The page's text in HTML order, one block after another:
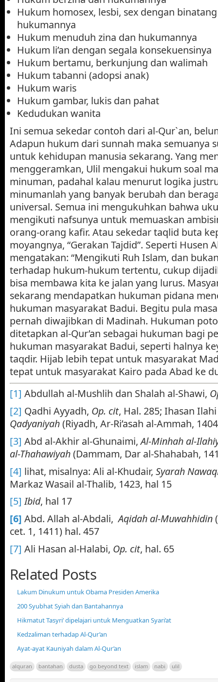
Hukum homosex, lesbi, sex dengan
hukumannya
Hukum menuduh zina dan hukumannya
Hukum li’an dengan segala konsekuensinya
Hukum bertamu, berkunjung dan walimah
Hukum tabanni (adopsi anak)
Hukum waris
Hukum gambar, lukis dan pahat
Kedudukan wanita
Ini semua sekedar contoh dari al-Qur`an,
Adapun hukum dari sunnah maka semuanya
untuk kehidupan manusia sekarang. Yang
menggeramkan, Ulil mengakui hukum soal
minuman, padahal kalau menurut logika
minumanlah yang banyak berubah dan
universal. Semua ini mengukuhkan bahwa
mengikuti nafsunya untuk memuaskan
orang-orang kafir. Atau sekedar taqlid buta
moyangnya, “Gerakan Tajdid”. Seperti Husen
mengatakan: “Mengikuti Ruh Islam, dan
terhadap hukum-hukum tertentu, cukup
bisa membawa kita ke jalan yang lurus.
sekarang mendapatkan hukuman pidana
hukuman masyarakat Badui. Begitu pula
pernah diwajibkan di Madinah. Hukuman
ditetapkan al-Qur’an sebagai hukuman bagi
hukuman masyarakat Badui, seperti halnya
taqdir. Hijab lebih tepat untuk masyarakat
tepat untuk masyarakat Kairo pada Abad ke
[1] Abdullah al-Mushlih dan Shalah al-Shawi,
[2] Qadhi Ayyadh, Op. cit, Hal. 285; Ihasan
Qadyaniyah(Riyadh, Ar-Ri’asah al-Ammah,
[3] Abd al-Akhir al-Ghunaimi,Al-Minhah al-
al-Thahawiyah(Dammam, Dar al-Shahabah,
[4] lihat, misalnya: Ali al-Khudair, Syarah
Markaz Wasail al-Thalib, 1423, hal 15
[5] Ibid, hal 17
[6] Abd. Allah al-Abdali,Aqidah al-Muwahhidin
cet. 1, 1411) hal. 457
[7] Ali Hasan al-Halabi, Op. cit, hal. 65
Related Posts
Lakum Dinukum untuk Obama Presiden Amerika
200 Syubhat Syiah dan Bantahannya
Hikmatut Tasyri’ dipelajari untuk Menguatkan Syari’at
Kedzaliman terhadap Al-Qur’an
Ayat-ayat Kauniyah dalam Al-Qur’an
alquran bantahan dusta go beyond text islam nabi ulil